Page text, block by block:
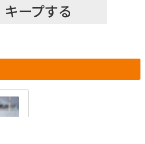
キープする